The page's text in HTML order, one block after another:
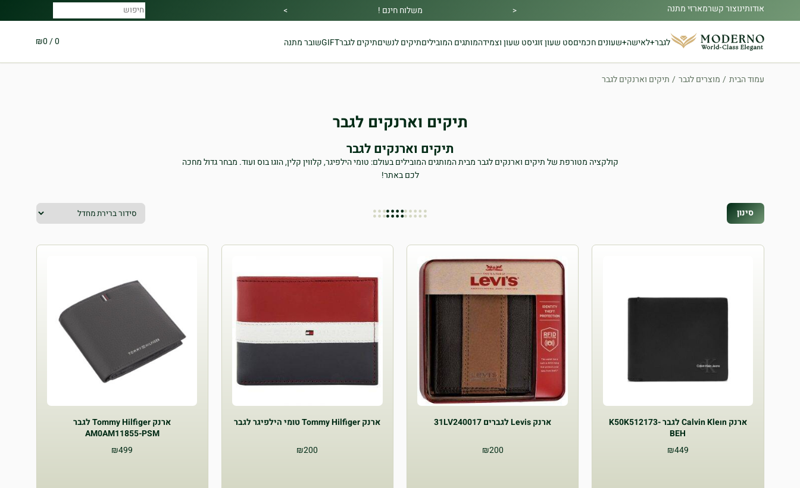
אודותינוצור קשרמארזי מתנה < משלוח חינם !
מתנה מיוחדת בכל בקנייה ! מבצע הקיץ|הזמן למהתחדש|כל האתר30% הנחה!בהקשת
קוד קופון👇
>
לגבר לאישה שעונים חכמיםסט שעון זוגיסט שעון וצמידהמותגים המוביליםתיקים לנשיםתיקים לגברGIFTשובר מתנה 0
/
₪0
עמוד הבית / מוצרים לגבר / תיקים וארנקים לגבר
תיקים וארנקים לגבר
תיקים וארנקים לגבר
קולקציה מטורפת של תיקים וארנקים לגבר מבית המותגים המובילים בעולם: טומי הילפיגר, קלווין קלין, הוגו בוס ועוד. מבחר גדול מחכה
לכם באתר!
סינון
ארנק Calvin Kleın לגבר K50K512173-
BEH
₪449
ארנק Levis לגברים 31LV240017
₪200
ארנק Tommy Hilfiger טומי הילפיגר לגבר
₪200
ארנק Tommy Hilfiger לגבר
AM0AM11855-PSM
₪499